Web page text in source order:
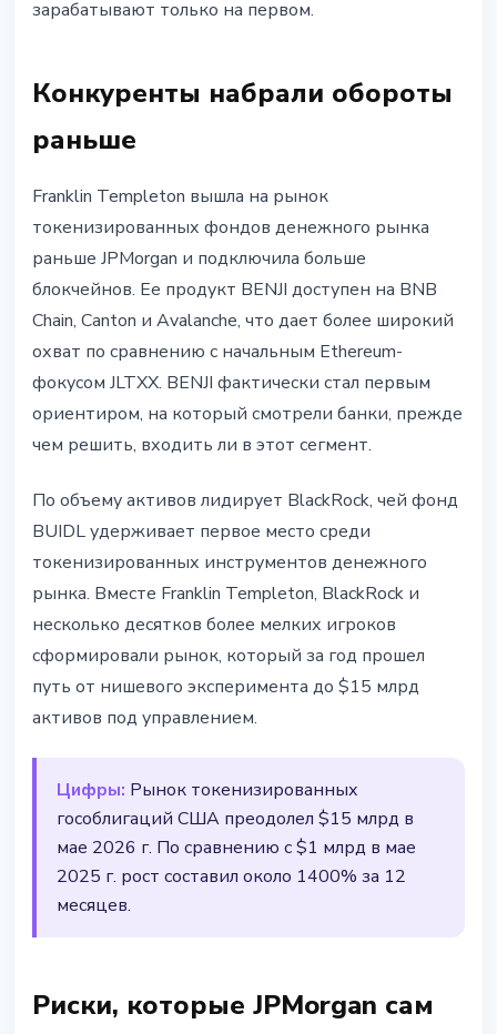
зарабатывают только на первом.
Конкуренты набрали обороты
раньше
Franklin Templeton вышла на рынок
токенизированных фондов денежного рынка
раньше JPMorgan и подключила больше
блокчейнов. Ее продукт BENJI доступен на BNB
Chain, Canton и Avalanche, что дает более широкий
охват по сравнению с начальным Ethereum-
фокусом JLTXX. BENJI фактически стал первым
ориентиром, на который смотрели банки, прежде
чем решить, входить ли в этот сегмент.
По объему активов лидирует BlackRock, чей фонд
BUIDL удерживает первое место среди
токенизированных инструментов денежного
рынка. Вместе Franklin Templeton, BlackRock и
несколько десятков более мелких игроков
сформировали рынок, который за год прошел
путь от нишевого эксперимента до $15 млрд
активов под управлением.
Цифры: Рынок токенизированных
гособлигаций США преодолел $15 млрд в
мае 2026 г. По сравнению с $1 млрд в мае
2025 г. рост составил около 1400% за 12
месяцев.
Риски, которые JPMorgan сам